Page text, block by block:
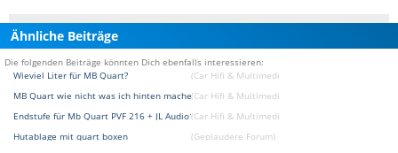
Ähnliche Beiträge
Die folgenden Beiträge könnten Dich ebenfalls interessieren:
Wieviel Liter für MB Quart?
(Car Hifi & Multimedia & Navigation Forum)
MB Quart wie nicht was ich hinten machen soll(Car Hifi & Multimedia & Navigation Forum)
Endstufe für Mb Quart PVF 216 + JL Audio12W6v2-D4(Car Hifi & Multimedia & Navigation Forum)
Hutablage mit quart boxen
(Geplaudere Forum)